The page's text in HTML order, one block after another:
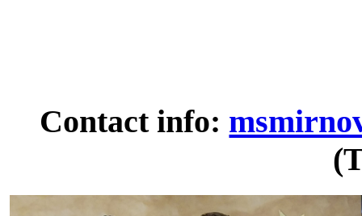
Contact info: